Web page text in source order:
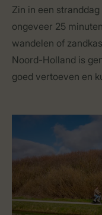
Zin in een
ongeveer 25
wandelen of
Noord-Holland is
goed vertoeven en